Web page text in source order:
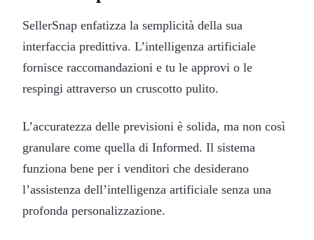
SellerSnap enfatizza la semplicità della sua
interfaccia predittiva. L’intelligenza artificiale
fornisce raccomandazioni e tu le approvi o le
respingi attraverso un cruscotto pulito.
L’accuratezza delle previsioni è solida, ma non così
granulare come quella di Informed. Il sistema
funziona bene per i venditori che desiderano
l’assistenza dell’intelligenza artificiale senza una
profonda personalizzazione.